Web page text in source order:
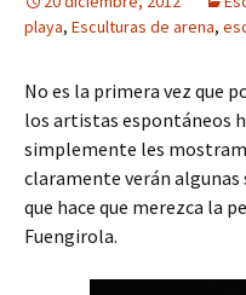
playa, Esculturas de arena,
No es la primera vez que
los artistas espontáneos
simplemente les
claramente verán
que hace que merezca la
Fuengirola.